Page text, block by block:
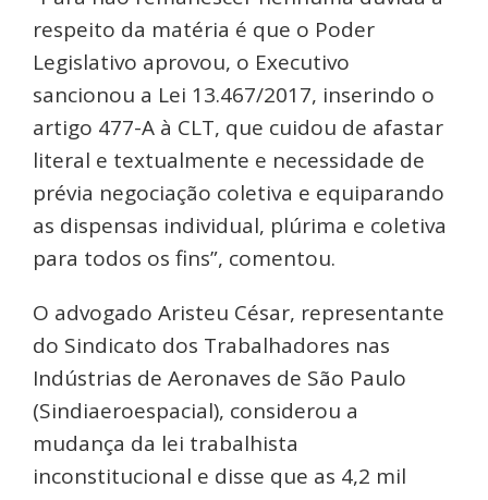
respeito da matéria é que o Poder
Legislativo aprovou, o Executivo
sancionou a Lei 13.467/2017, inserindo o
artigo 477-A à CLT, que cuidou de afastar
literal e textualmente e necessidade de
prévia negociação coletiva e equiparando
as dispensas individual, plúrima e coletiva
para todos os fins”, comentou.
O advogado Aristeu César, representante
do Sindicato dos Trabalhadores nas
Indústrias de Aeronaves de São Paulo
(Sindiaeroespacial), considerou a
mudança da lei trabalhista
inconstitucional e disse que as 4,2 mil